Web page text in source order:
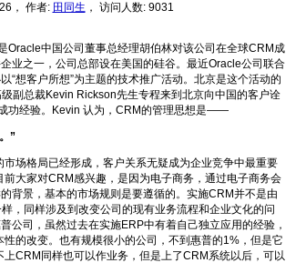
， 作者: 田同生 ， 访问人数: 9031
中国公司董事总经理胡伯林对该公司在全球CRM成
业之一，公司总部设在美国的硅谷。最近Oracle公司联合
“想客户所想”为主题的技术推广活动。北京是这个活动的
副总裁Kevin Rickson先生专程来到北京向中国的客户诠
功经验。Kevin 认为，CRM的管理思想是——
”
场格局已经形成，客户关系无疑成为企业竞争中最重要
大家对CRM感兴趣，是因为电子商务，通过电子商务会
背景，基本的市场规则是要遵循的。实施CRM并不是由
，同样涉及到改变公司的现有业务流程和企业文化的问
公司，虽然过去在实施ERP中有着自己独立应用的经验，
的改变。也有规模很小的公司，不到惠普的1%，但是它
CRM同样也可以作业务，但是上了CRM系统以后，可以